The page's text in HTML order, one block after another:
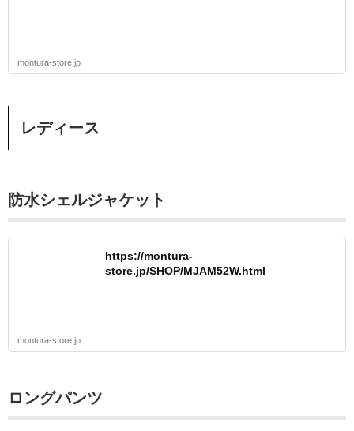
montura-store.jp
レディース
防水シェルジャケット
https://montura-
store.jp/SHOP/MJAM52W.html
montura-store.jp
ロングパンツ